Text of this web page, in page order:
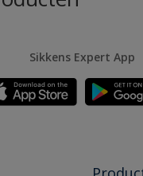
Sikkens Expert App